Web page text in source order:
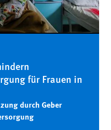
für Frauen in
durch Geber